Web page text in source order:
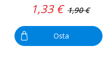
1,33 € 1,90 €
Osta